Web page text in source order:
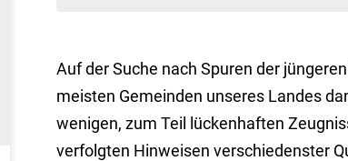
Auf der Suche nach Spuren der
meisten Gemeinden unseres Landes
wenigen, zum Teil lückenhaften
verfolgten Hinweisen verschiedenster